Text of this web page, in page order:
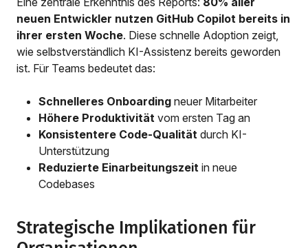
neuen Entwickler nutzen GitHub Copilot bereits in
ihrer ersten Woche. Diese schnelle Adoption zeigt,
wie selbstverständlich KI-Assistenz bereits geworden
ist. Für Teams bedeutet das:
Schnelleres Onboarding neuer Mitarbeiter
Höhere Produktivität vom ersten Tag an
Konsistentere Code-Qualität durch KI-
Unterstützung
Reduzierte Einarbeitungszeit in neue
Codebases
Strategische Implikationen für